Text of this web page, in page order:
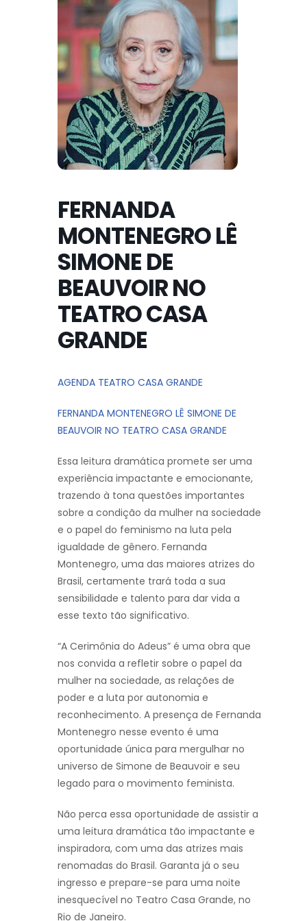
FERNANDA
MONTENEGRO LÊ
SIMONE DE
BEAUVOIR NO
TEATRO CASA
GRANDE
AGENDA TEATRO CASA GRANDE
FERNANDA MONTENEGRO LÊ SIMONE DE
BEAUVOIR NO TEATRO CASA GRANDE
Essa leitura dramática promete ser uma
experiência impactante e emocionante,
trazendo à tona questões importantes
sobre a condição da mulher na sociedade
e o papel do feminismo na luta pela
igualdade de gênero. Fernanda
Montenegro, uma das maiores atrizes do
Brasil, certamente trará toda a sua
sensibilidade e talento para dar vida a
esse texto tão significativo.
“A Cerimônia do Adeus” é uma obra que
nos convida a refletir sobre o papel da
mulher na sociedade, as relações de
poder e a luta por autonomia e
reconhecimento. A presença de Fernanda
Montenegro nesse evento é uma
oportunidade única para mergulhar no
universo de Simone de Beauvoir e seu
legado para o movimento feminista.
Não perca essa oportunidade de assistir a
uma leitura dramática tão impactante e
inspiradora, com uma das atrizes mais
renomadas do Brasil. Garanta já o seu
ingresso e prepare-se para uma noite
inesquecível no Teatro Casa Grande, no
Rio de Janeiro.